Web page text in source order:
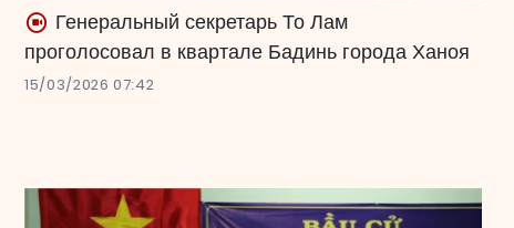
Генеральный секретарь То Лам
проголосовал в квартале Бадинь города Ханоя
15/03/2026 07:42